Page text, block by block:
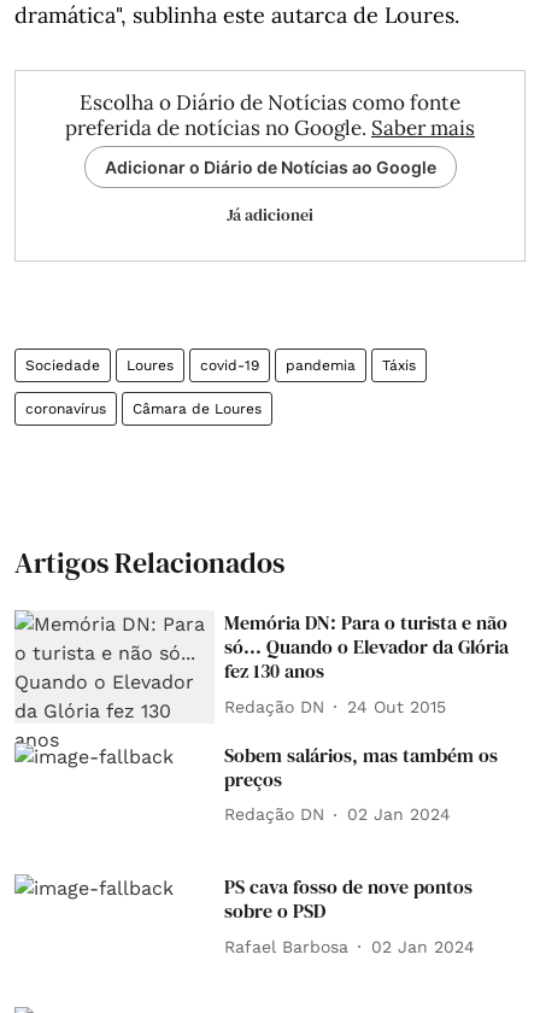
dramática", sublinha este autarca de Loures.
Escolha o Diário de Notícias como fonte
preferida de notícias no Google. Saber mais
Adicionar o Diário de Notícias ao Google
Já adicionei
Sociedade Loures covid-19 pandemia Táxis
coronavírus Câmara de Loures
Artigos Relacionados
Memória DN: Para o turista e não
só... Quando o Elevador da Glória
fez 130 anos
Redação DN 24 Out 2015
Sobem salários, mas também os
preços
Redação DN 02 Jan 2024
PS cava fosso de nove pontos
sobre o PSD
Rafael Barbosa 02 Jan 2024